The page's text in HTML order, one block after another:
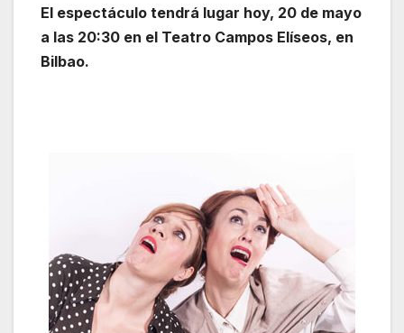
El espectáculo tendrá lugar hoy, 20 de mayo
a las 20:30 en el Teatro Campos Elíseos, en
Bilbao.